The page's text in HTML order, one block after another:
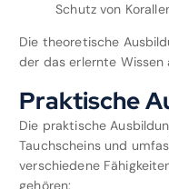
Schutz von
Die theoretische
der das erlernte Wissen
Praktische
Die praktische
Tauchscheins und
verschiedene
gehören: